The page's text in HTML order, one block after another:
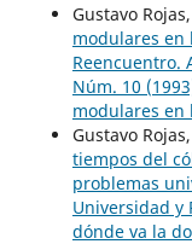
Gustavo Rojas,
modulares en
Reencuentro.
Núm. 10
modulares en
Gustavo Rojas,
tiempos del
problemas
Universidad y
dónde va la